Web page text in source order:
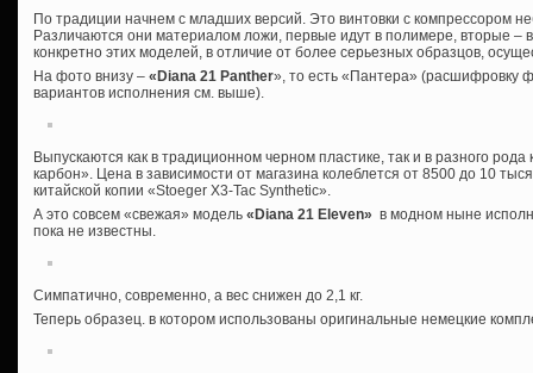
По традиции начнем с младших версий. Это винтовки с компрессором
Различаются они материалом ложи, первые идут в полимере, вторые – в
конкретно этих моделей, в отличие от более серьезных образцов,
На фото внизу – «Diana 21 Panther», то есть «Пантера» (расшифровку
вариантов исполнения см. выше).
Выпускаются как в традиционном черном пластике, так и в разного
карбон». Цена в зависимости от магазина колеблется от 8500 до 10
китайской копии «Stoeger X3-Tac Synthetic».
А это совсем «свежая» модель «Diana 21 Eleven» в модном ныне
пока не известны.
Симпатично, современно, а вес снижен до 2,1 кг.
Теперь образец. в котором использованы оригинальные немецкие